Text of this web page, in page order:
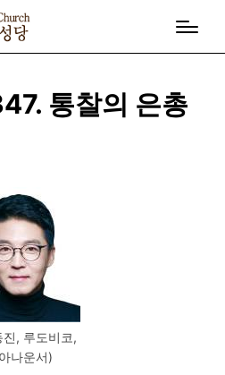
통찰의 은총
진, 루도비코,
아나운서)